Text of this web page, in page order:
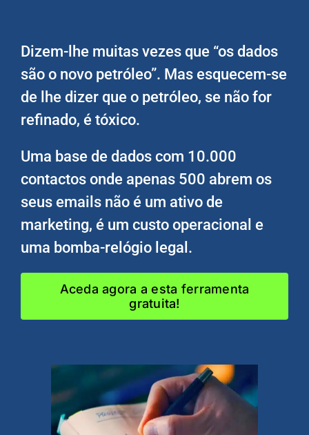
Dizem-lhe muitas vezes que “os dados
são o novo petróleo”. Mas esquecem-se
de lhe dizer que o petróleo, se não for
refinado, é tóxico.
Uma base de dados com 10.000
contactos onde apenas 500 abrem os
seus emails não é um ativo de
marketing, é um custo operacional e
uma bomba-relógio legal.
Aceda agora a esta ferramenta
gratuita!